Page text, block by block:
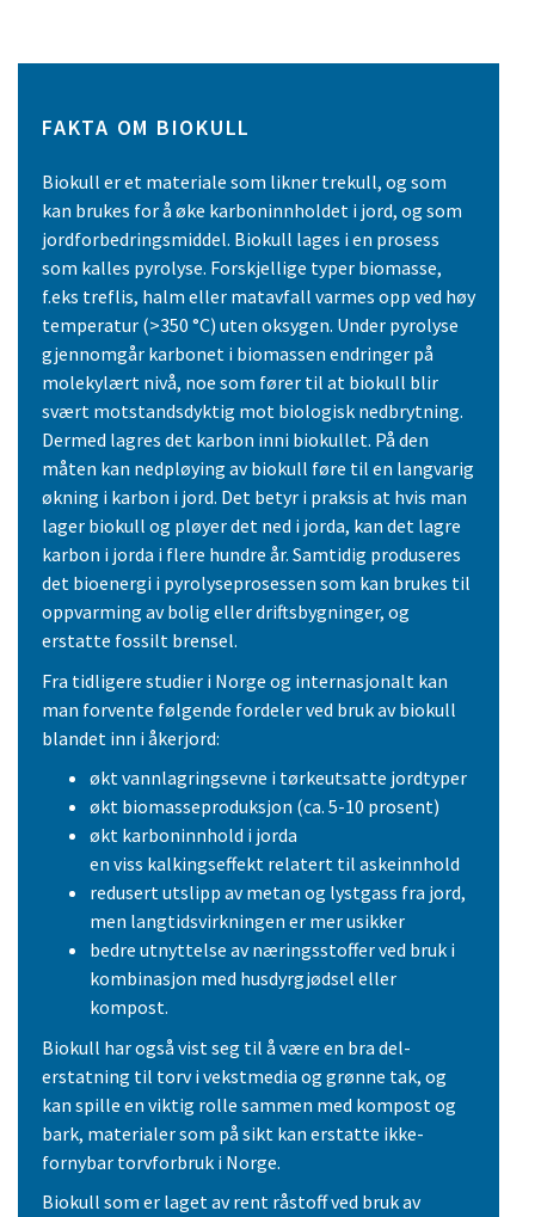
FAKTA OM BIOKULL
Biokull er et materiale som likner trekull, og som
kan brukes for å øke karboninnholdet i jord, og som
jordforbedringsmiddel. Biokull lages i en prosess
som kalles pyrolyse. Forskjellige typer biomasse,
f.eks treflis, halm eller matavfall varmes opp ved høy
temperatur (>350 °C) uten oksygen. Under pyrolyse
gjennomgår karbonet i biomassen endringer på
molekylært nivå, noe som fører til at biokull blir
svært motstandsdyktig mot biologisk nedbrytning.
Dermed lagres det karbon inni biokullet. På den
måten kan nedpløying av biokull føre til en langvarig
økning i karbon i jord. Det betyr i praksis at hvis man
lager biokull og pløyer det ned i jorda, kan det lagre
karbon i jorda i flere hundre år. Samtidig produseres
det bioenergi i pyrolyseprosessen som kan brukes til
oppvarming av bolig eller driftsbygninger, og
erstatte fossilt brensel.
Fra tidligere studier i Norge og internasjonalt kan
man forvente følgende fordeler ved bruk av biokull
blandet inn i åkerjord:
økt vannlagringsevne i tørkeutsatte jordtyper
økt biomasseproduksjon (ca. 5-10 prosent)
økt karboninnhold i jorda
en viss kalkingseffekt relatert til askeinnhold
redusert utslipp av metan og lystgass fra jord,
men langtidsvirkningen er mer usikker
bedre utnyttelse av næringsstoffer ved bruk i
kombinasjon med husdyrgjødsel eller
kompost.
Biokull har også vist seg til å være en bra del-
erstatning til torv i vekstmedia og grønne tak, og
kan spille en viktig rolle sammen med kompost og
bark, materialer som på sikt kan erstatte ikke-
fornybar torvforbruk i Norge.
Biokull som er laget av rent råstoff ved bruk av